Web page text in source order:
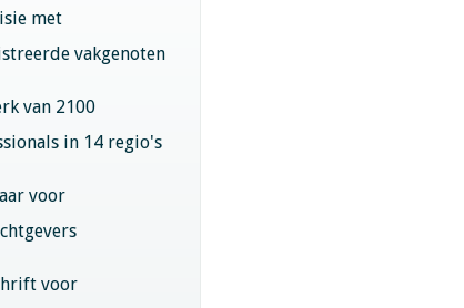
met
vakgenoten
van 2100
in 14 regio's
voor
voor